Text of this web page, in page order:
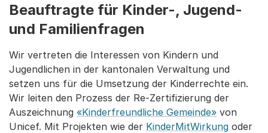
Beauftragte für Kinder-, Jugend-
und Familienfragen
Wir vertreten die Interessen von Kindern und
Jugendlichen in der kantonalen Verwaltung und
setzen uns für die Umsetzung der Kinderrechte ein.
Wir leiten den Prozess der Re-Zertifizierung der
Auszeichnung «Kinderfreundliche Gemeinde» von
Unicef. Mit Projekten wie der KinderMitWirkung oder